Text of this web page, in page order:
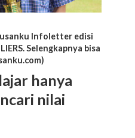
Infoletter edisi
Selengkapnya bisa
hanya
nilai